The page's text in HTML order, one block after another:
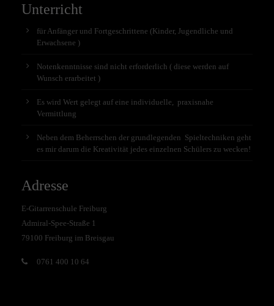
Unterricht
für Anfänger und Fortgeschrittene (Kinder, Jugendliche und
Erwachsene )
Notenkenntnisse sind nicht erforderlich ( diese werden auf
Wunsch erarbeitet )
Es wird Wert gelegt auf eine individuelle, praxisnahe
Vermittlung
Neben dem Beherrschen der grundlegenden Spieltechniken geht
es mir darum die Kreativität jedes einzelnen Schülers zu wecken!
Adresse
E-Gitarrenschule Freiburg
Admiral-Spee-Straße 1
79100 Freiburg im Breisgau
0761 400 10 64